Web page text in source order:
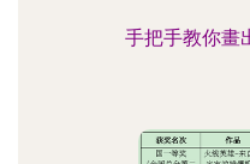
手把手教你畫